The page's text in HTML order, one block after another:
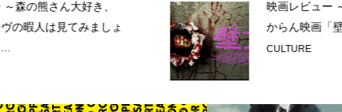
ょ
映画レビュー ～設定出オチのわけわ
からん映画「壁の女」～
CULTURE